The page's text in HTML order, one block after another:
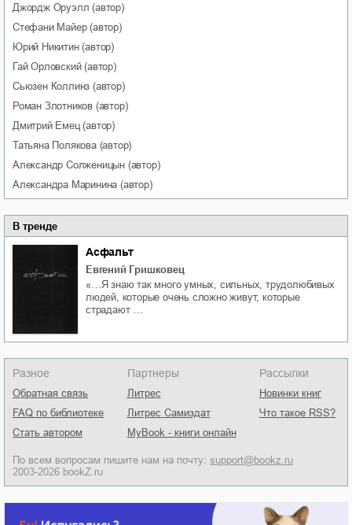
Джордж Оруэлл (автор)
Стефани Майер(автор)
Юрий Никитин(автор)
Гай Орловский(автор)
Сьюзен Коллинз (автор)
Роман Злотников (автор)
Дмитрий Емец(автор)
Татьяна Полякова(автор)
Александр Солженицын (автор)
Александра Маринина (автор)
В тренде
Асфальт
Евгений Гришковец
«…Я знаю так много умных, сильных, трудолюбивых
людей, которые очень сложно живут, которые
страдают …
Разное
Обратная связь
FAQ по библиотеке
Стать автором
Партнеры
Литрес
Литрес Самиздат
MyBook - книги онлайн
Рассылки
Новинки книг
Что такое RSS?
По всем вопросам пишите нам на почту: support@bookz.ru
2003-2026 bookZ.ru